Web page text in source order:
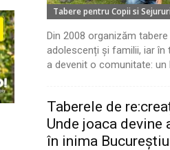
Tabere pentru Copii si
Din 2008 organizăm
adolescenți și familii, iar
a devenit o comunitate: un
Taberele de
Unde joaca devine
în inima